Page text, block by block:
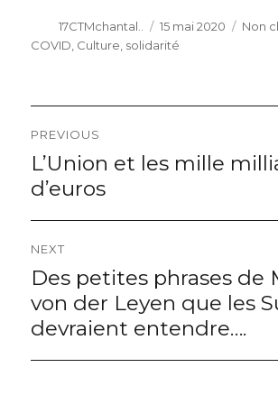
Author
17CTMchantal..
Posted
on
15 mai 2020 Non
COVID Culture solidarité
Navigation
de
l’article
PREVIOUS
Previous
post:
L’Union et les mille
d’euros
NEXT
Next
Des petites phrases de
von der Leyen que les
devraient entendre….